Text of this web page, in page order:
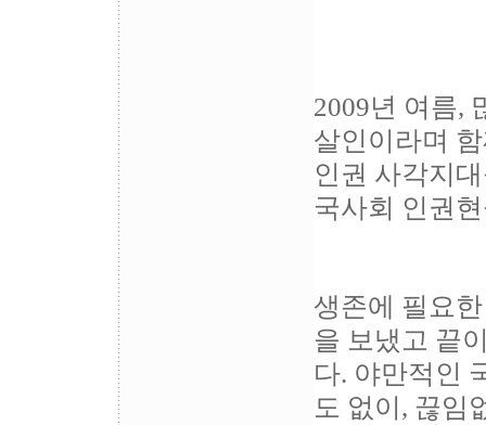
2009년 여름,
살인이라며
인권 사각지
국사회 인권
생존에 필요
을 보냈고 끝
다. 야만적인
도 없이, 끊임